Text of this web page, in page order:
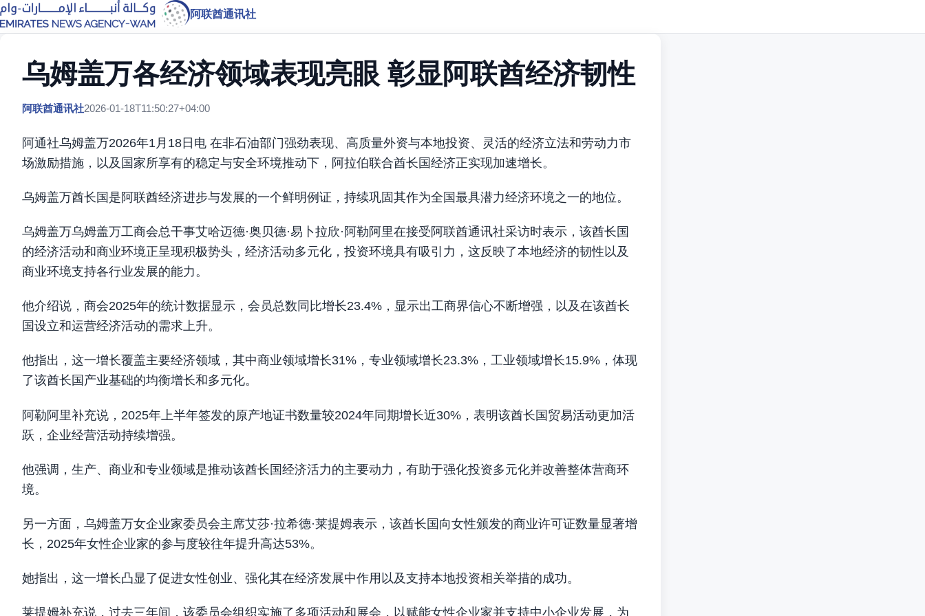
阿联酋通讯社
乌姆盖万各经济领域表现亮眼 彰显阿联酋经济韧性
阿联酋通讯社2026-01-18T11:50:27+04:00
阿通社乌姆盖万2026年1月18日电 在非石油部门强劲表现、高质量外资与本地投资、灵活的经济立法和劳动力市
场激励措施，以及国家所享有的稳定与安全环境推动下，阿拉伯联合酋长国经济正实现加速增长。
乌姆盖万酋长国是阿联酋经济进步与发展的一个鲜明例证，持续巩固其作为全国最具潜力经济环境之一的地位。
乌姆盖万乌姆盖万工商会总干事艾哈迈德·奥贝德·易卜拉欣·阿勒阿里在接受阿联酋通讯社采访时表示，该酋长国
的经济活动和商业环境正呈现积极势头，经济活动多元化，投资环境具有吸引力，这反映了本地经济的韧性以及
商业环境支持各行业发展的能力。
他介绍说，商会2025年的统计数据显示，会员总数同比增长23.4%，显示出工商界信心不断增强，以及在该酋长
国设立和运营经济活动的需求上升。
他指出，这一增长覆盖主要经济领域，其中商业领域增长31%，专业领域增长23.3%，工业领域增长15.9%，体现
了该酋长国产业基础的均衡增长和多元化。
阿勒阿里补充说，2025年上半年签发的原产地证书数量较2024年同期增长近30%，表明该酋长国贸易活动更加活
跃，企业经营活动持续增强。
他强调，生产、商业和专业领域是推动该酋长国经济活力的主要动力，有助于强化投资多元化并改善整体营商环
境。
另一方面，乌姆盖万女企业家委员会主席艾莎·拉希德·莱提姆表示，该酋长国向女性颁发的商业许可证数量显著增
长，2025年女性企业家的参与度较往年提升高达53%。
她指出，这一增长凸显了促进女性创业、强化其在经济发展中作用以及支持本地投资相关举措的成功。
莱提姆补充说，过去三年间，该委员会组织实施了多项活动和展会，以赋能女性企业家并支持中小企业发展，为